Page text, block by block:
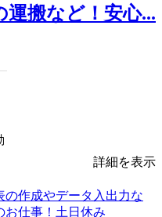
搬など！安心...
詳細を表示